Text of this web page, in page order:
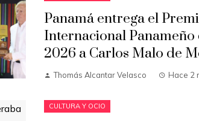
Panamá entrega el
Internacional
2026 a Carlos Malo de
Thomás Alcantar Velasco Hace 2
CULTURA Y OCIO